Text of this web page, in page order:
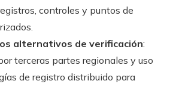
controles y puntos de
alternativos de verificación:
terceras partes regionales y uso
de registro distribuido para